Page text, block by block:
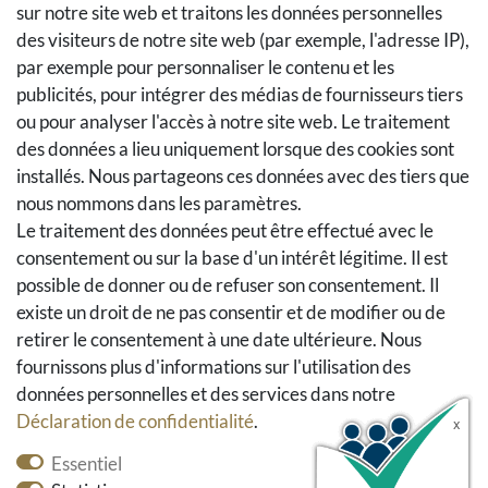
Méthodes et coûts de transport
Droit de rétractation
Retours
Se rétracter du contrat
Panier d'achat
A la caisse
Aide
Social Media
Facebook
Instagram
Pinterest
Youtube
Houzz
sur notre site web et traitons les données personnelles
des visiteurs de notre site web (par exemple, l'adresse IP),
par exemple pour personnaliser le contenu et les
publicités, pour intégrer des médias de fournisseurs tiers
ou pour analyser l'accès à notre site web. Le traitement
des données a lieu uniquement lorsque des cookies sont
installés. Nous partageons ces données avec des tiers que
nous nommons dans les paramètres.
Le traitement des données peut être effectué avec le
consentement ou sur la base d'un intérêt légitime. Il est
possible de donner ou de refuser son consentement. Il
existe un droit de ne pas consentir et de modifier ou de
retirer le consentement à une date ultérieure. Nous
fournissons plus d'informations sur l'utilisation des
données personnelles et des services dans notre
Déclaration de confidentialité.
Essentiel